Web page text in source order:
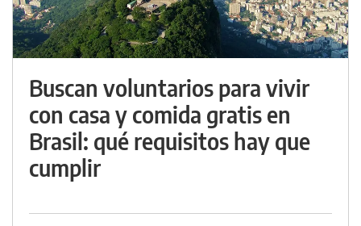
Buscan voluntarios para vivir
con casa y comida gratis en
Brasil: qué requisitos hay que
cumplir